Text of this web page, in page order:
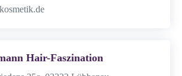
Hair-Faszination